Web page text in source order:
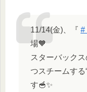
11/14(金)、『 #
場🧡
スターバック
つスチームする
す🥣✨